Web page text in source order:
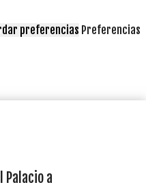
preferencias Preferencias
Palacio a